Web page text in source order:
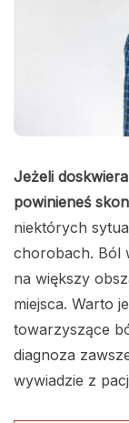
Jeżeli
powinieneś
niektórych
chorobach. Ból
na większy
miejsca. Warto
towarzyszące
diagnoza
wywiadzie z